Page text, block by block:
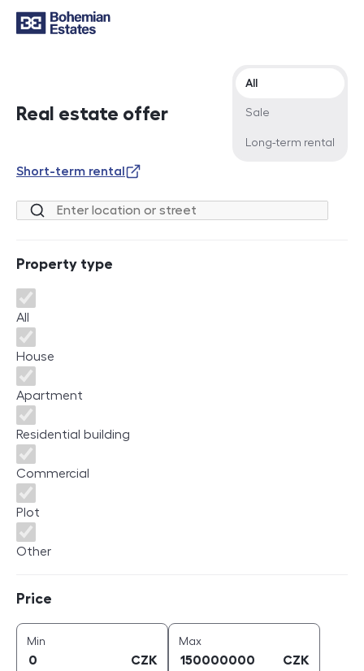
Real estate offer
Offer type
All
Sale
Long-term rental
Short-term rental
Location or street
Property type
Property type
All
House
Apartment
Residential building
Commercial
Plot
Other
Price
Min
CZK
Maxprice (
CZK